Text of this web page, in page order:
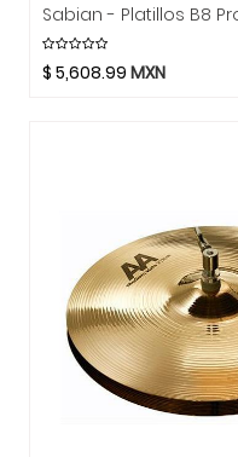
$ 5,608.99 MXN